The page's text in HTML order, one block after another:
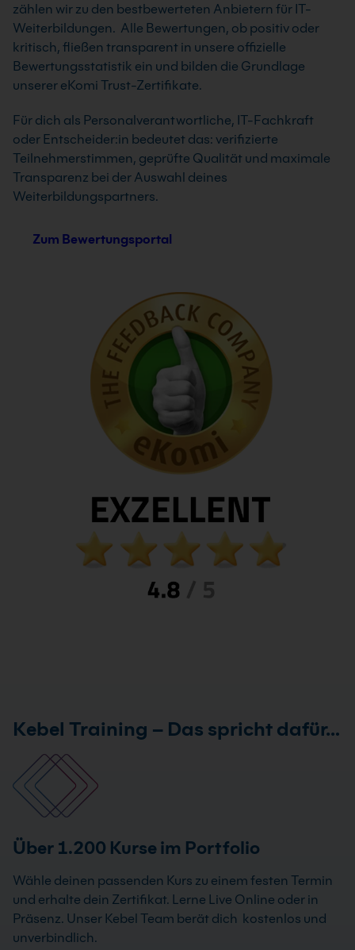
zählen wir zu den bestbewerteten Anbietern für IT-
Weiterbildungen. Alle Bewertungen, ob positiv oder
kritisch, fließen transparent in unsere offizielle
Bewertungsstatistik ein und bilden die Grundlage
unserer eKomi Trust-Zertifikate.
Für dich als Personalverantwortliche, IT-Fachkraft
oder Entscheider:in bedeutet das: verifizierte
Teilnehmerstimmen, geprüfte Qualität und maximale
Transparenz bei der Auswahl deines
Weiterbildungspartners.
Zum Bewertungsportal
Kebel Training – Das spricht dafür…
Über 1.200 Kurse im Portfolio
Wähle deinen passenden Kurs zu einem festen Termin
und erhalte dein Zertifikat. Lerne Live Online oder in
Präsenz. Unser Kebel Team berät dich kostenlos und
unverbindlich.